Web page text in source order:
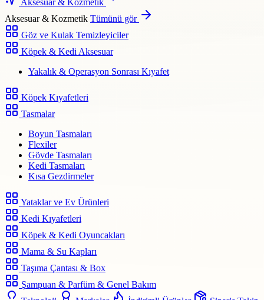
Aksesuar & Kozmetik
Aksesuar & Kozmetik Tümünü gör
Göz ve Kulak Temizleyiciler
Köpek & Kedi Aksesuar
Yakalık & Operasyon Sonrası Kıyafet
Köpek Kıyafetleri
Tasmalar
Boyun Tasmaları
Flexiler
Gövde Tasmaları
Kedi Tasmaları
Kısa Gezdirmeler
Yataklar ve Ev Ürünleri
Kedi Kıyafetleri
Köpek & Kedi Oyuncakları
Mama & Su Kapları
Taşıma Çantası & Box
Şampuan & Parfüm & Genel Bakım